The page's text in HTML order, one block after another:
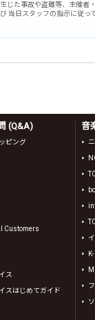
じた事故や盗難等、主催者
当日スタッフの指示に従
(Q&A)
ピング
Customers
ス
スはじめてガイド
音